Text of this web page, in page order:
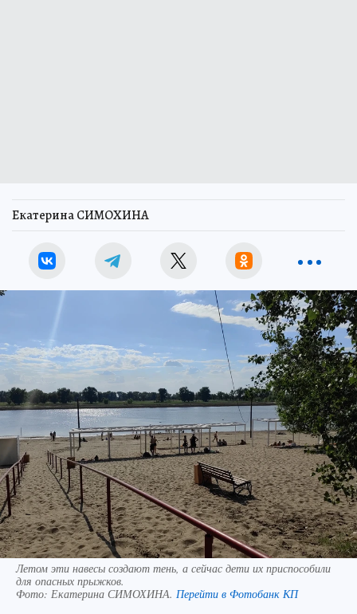
Екатерина СИМОХИНА
Летом эти навесы создают тень, а сейчас дети их приспособили
для опасных прыжков.
Фото: Екатерина СИМОХИНА. Перейти в Фотобанк КП